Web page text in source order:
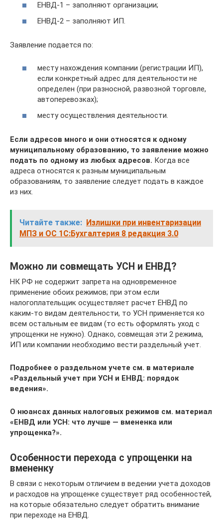
ЕНВД-1 – заполняют организации;
ЕНВД-2 – заполняют ИП.
Заявление подается по:
месту нахождения компании (регистрации ИП),
если конкретный адрес для деятельности не
определен (при разносной, развозной торговле,
автоперевозках);
месту осуществления деятельности.
Если адресов много и они относятся к одному
муниципальному образованию, то заявление можно
подать по одному из любых адресов. Когда все
адреса относятся к разным муниципальным
образованиям, то заявление следует подать в каждое
из них.
Читайте также: Излишки при инвентаризации
МПЗ и ОС 1С:Бухгалтерия 8 редакция 3.0
Можно ли совмещать УСН и ЕНВД?
НК РФ не содержит запрета на одновременное
применение обоих режимов; при этом если
налогоплательщик осуществляет расчет ЕНВД по
каким-то видам деятельности, то УСН применяется ко
всем остальным ее видам (то есть оформлять уход с
упрощенки не нужно). Однако, совмещая эти 2 режима,
ИП или компании необходимо вести раздельный учет.
Подробнее о раздельном учете см. в материале
«Раздельный учет при УСН и ЕНВД: порядок
ведения».
О нюансах данных налоговых режимов см. материал
«ЕНВД или УСН: что лучше — вмененка или
упрощенка?».
Особенности перехода с упрощенки на
вмененку
В связи с некоторым отличием в ведении учета доходов
и расходов на упрощенке существует ряд особенностей,
на которые обязательно следует обратить внимание
при переходе на ЕНВД.